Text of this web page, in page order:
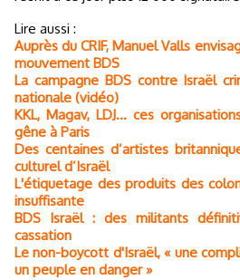
Lire aussi :
Auprès du CRIF, Manuel Valls
mouvement BDS
La campagne BDS contre Israël
nationale (vidéo)
KKL, Magav, LDJ... ces
gêne à Paris
Des centaines d’artistes
culturel d’Israël
L'étiquetage des produits des
insuffisante
BDS Israël : des militants
cassation
Le non-boycott d'Israël, « une
un peuple en danger »